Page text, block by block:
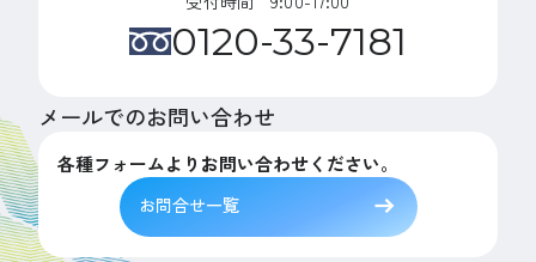
0120-33-7181
メールでのお問い合わせ
各種フォームよりお問い合わせください。
お問合せ一覧